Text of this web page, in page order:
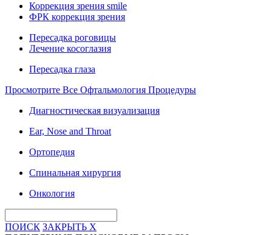
Коррекция зрения smile
ФРК коррекция зрения
Пересадка роговицы
Лечение косоглазия
Пересадка глаза
Просмотрите Все Офтальмология Процедуры
Диагностическая визуализация
Ear, Nose and Throat
Ортопедия
Спинальная хирургия
Онкология
ПОИСК ЗАКРЫТЬ X